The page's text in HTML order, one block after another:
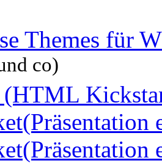
Themes für
co)